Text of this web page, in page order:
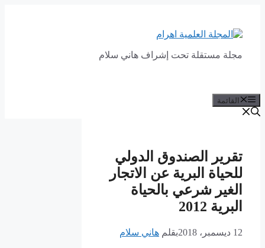
المحتوى
مجلة مستقلة تحت إشراف هاني سلام
القائمة
تقرير الصندوق الدولي
للحياة البرية عن الاتجار
الغير شرعي بالحياة
البرية 2012
12 ديسمبر، 2018 بقلم هاني سلام